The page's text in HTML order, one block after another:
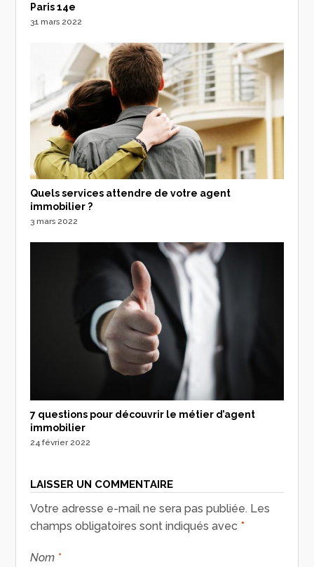
Paris 14e
31 mars 2022
Quels services attendre de votre agent
immobilier ?
3 mars 2022
7 questions pour découvrir le métier d’agent
immobilier
24 février 2022
LAISSER UN COMMENTAIRE
Votre adresse e-mail ne sera pas publiée. Les
champs obligatoires sont indiqués avec *
Nom *